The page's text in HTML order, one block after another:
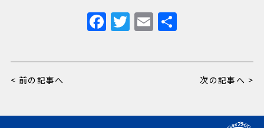
F
a
c
o
T
w
it
E
m
ai
< 前の記事へ 次の記事へ >